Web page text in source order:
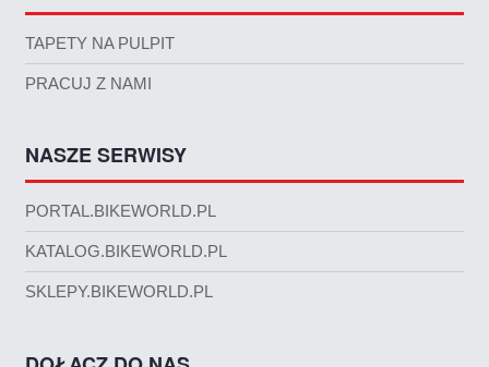
TAPETY NA PULPIT
PRACUJ Z NAMI
NASZE SERWISY
PORTAL.BIKEWORLD.PL
KATALOG.BIKEWORLD.PL
SKLEPY.BIKEWORLD.PL